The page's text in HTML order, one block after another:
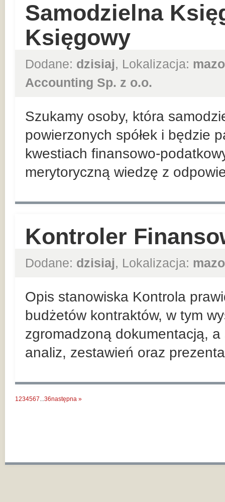
Samodzielna
Księgowy
Dodane: dzisiaj, Lokalizacja:
Accounting Sp. z o.o.
Szukamy osoby, która
powierzonych spółek i będzie
kwestiach finansowo-
merytoryczną wiedzę z
Kontroler
Dodane: dzisiaj, Lokalizacja:
Opis stanowiska Kontrola
budżetów kontraktów, w tym
zgromadzoną dokumentacją,
analiz, zestawień oraz
1234567...36następna »